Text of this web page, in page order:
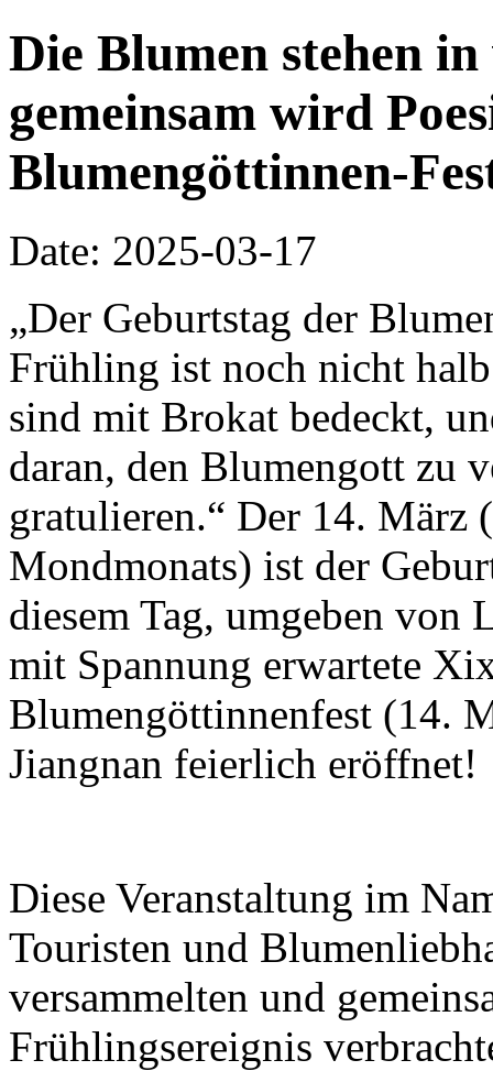
Die Blumen stehen
gemeinsam wird
Blumengöttinnen-
Date: 2025-03-17
„Der Geburtstag der
Frühling ist noch nicht
sind mit Brokat bedeckt,
daran, den Blumengott zu
gratulieren.“ Der 14. März
Mondmonats) ist der
diesem Tag, umgeben
mit Spannung erwartete
Blumengöttinnenfest (14.
Jiangnan feierlich eröffnet!
Diese Veranstaltung im
Touristen und
versammelten und
Frühlingsereignis